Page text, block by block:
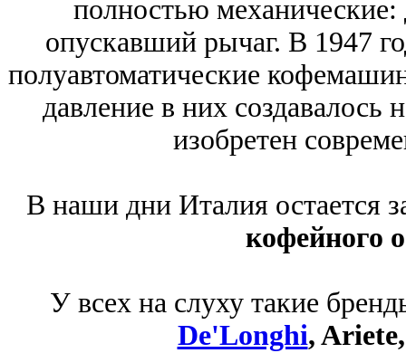
полностью механические:
опускавший рычаг. В 1947
полуавтоматические
давление в них
изобретен
В наши дни Италия остается
кофейного
У всех на слуху такие
De'Longhi,